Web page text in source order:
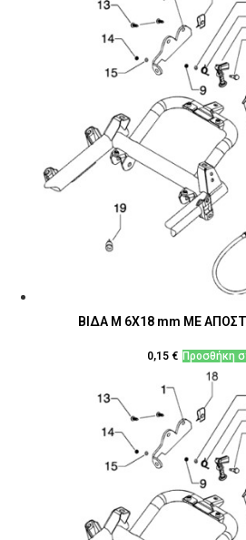
ΒΙΔΑ M 6X18 mm ΜΕ
0,15 € Προσθήκη